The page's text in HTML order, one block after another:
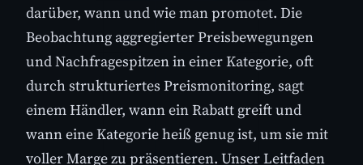
darüber, wann und wie man promotet. Die
Beobachtung aggregierter Preisbewegungen
und Nachfragespitzen in einer Kategorie, oft
durch strukturiertes Preismonitoring, sagt
einem Händler, wann ein Rabatt greift und
wann eine Kategorie heiß genug ist, um sie mit
voller Marge zu präsentieren. Unser Leitfaden